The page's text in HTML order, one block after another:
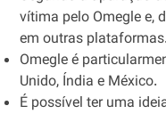
vítima pelo Omegle e,
em outras plataformas.
Omegle é
Unido, Índia e México.
É possível ter uma